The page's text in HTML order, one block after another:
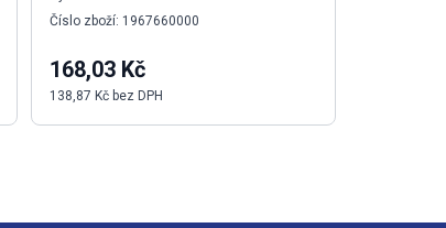
Číslo zboží: 1967660000
168,03 Kč
138,87 Kč bez DPH